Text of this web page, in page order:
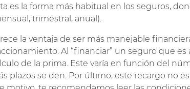
es la forma más habitual en los seguros,
trimestral, anual).
la ventaja de ser más manejable
Al “financiar” un seguro que
de la prima. Este varía en función del
plazos se den. Por último, este recargo no